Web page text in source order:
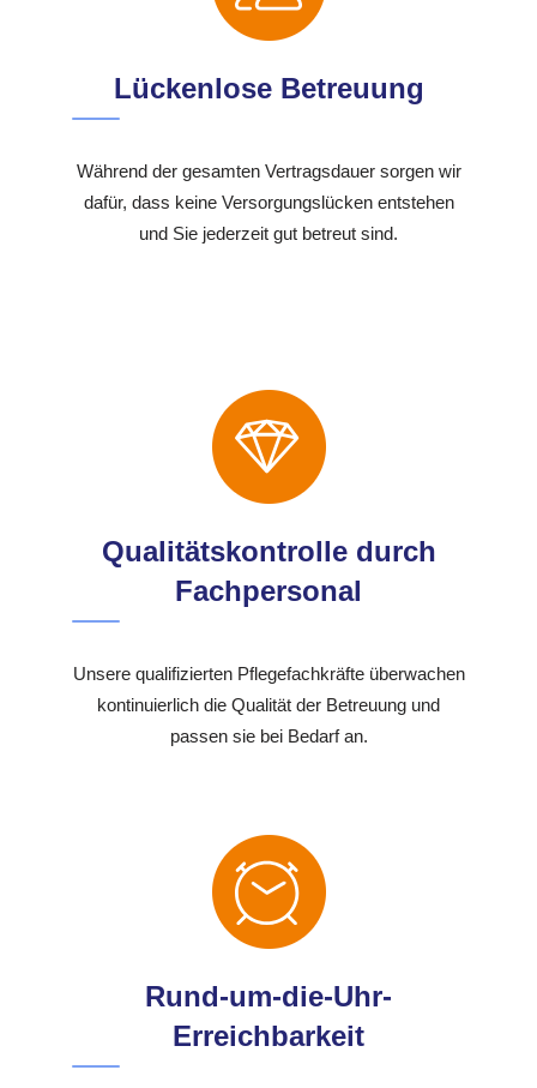
Lückenlose Betreuung
Während der gesamten Vertragsdauer sorgen wir
dafür, dass keine Versorgungslücken entstehen
und Sie jederzeit gut betreut sind.
Qualitätskontrolle durch
Fachpersonal
Unsere qualifizierten Pflegefachkräfte überwachen
kontinuierlich die Qualität der Betreuung und
passen sie bei Bedarf an.
Rund-um-die-Uhr-
Erreichbarkeit